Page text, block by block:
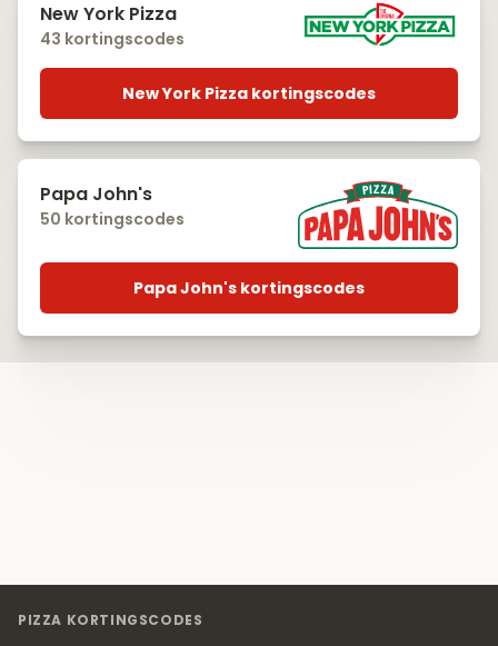
New York Pizza
43 kortingscodes
New York Pizza kortingscodes
Papa John's
50 kortingscodes
Papa John's kortingscodes
PIZZA KORTINGSCODES